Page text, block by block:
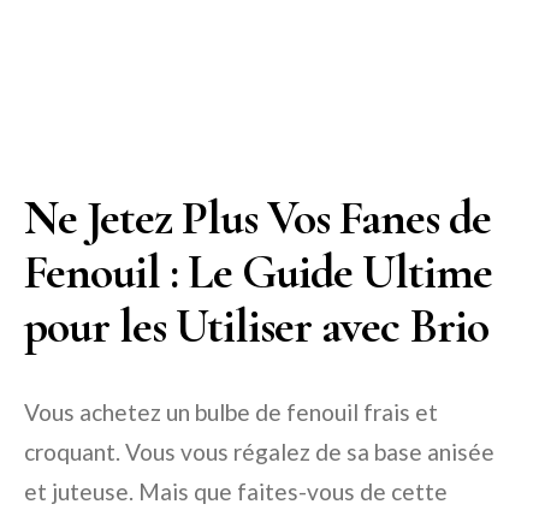
Ne Jetez Plus Vos Fanes de
Fenouil : Le Guide Ultime
pour les Utiliser avec Brio
Vous achetez un bulbe de fenouil frais et
croquant. Vous vous régalez de sa base anisée
et juteuse. Mais que faites-vous de cette